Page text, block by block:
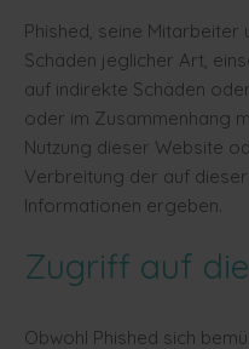
Phished, seine
Schäden jeglicher Art,
auf indirekte Schäden
oder im Zusammenhang
Nutzung dieser Website
Verbreitung der auf
Informationen ergeben.
Zugriff auf
Obwohl Phished sich